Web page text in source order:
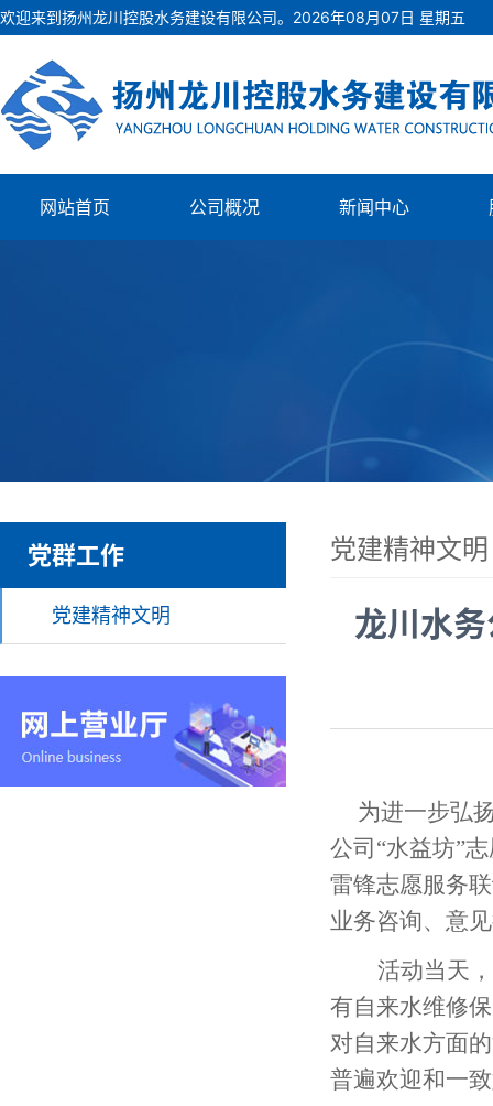
欢迎来到扬州龙川控股水务建设有限公司。 2026年08月07日 星期五
网站首页 公司概况 新闻中心
党群工作
党建精神文明
党建精神文明
龙川水
为进一步弘
公司 “水益坊”
雷锋志愿服务
业务咨询、意
活动当天，
有自来水维修
对自来水方面
普遍欢迎和一